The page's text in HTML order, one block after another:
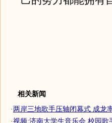
相关新闻
·两岸三地歌手压轴闭幕式 成龙
·视频:济南大学生音乐会 校园歌